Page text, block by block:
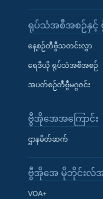
Learning English
ရုပ်သံအစီအစဉ်နှင့်
နေ့စဉ်တီဗွီသတင်းလွှာ
ရေဒီယို ရုပ်သံအစီအစဉ်
အပတ်စဉ်တီဗွီမဂ္ဂဇင်း
ဗွီအိုအေအကြောင်း
ဌာနမိတ်ဆက်
ဗွီအိုအေ မိုဘိုင်းလ်အ
VOA+